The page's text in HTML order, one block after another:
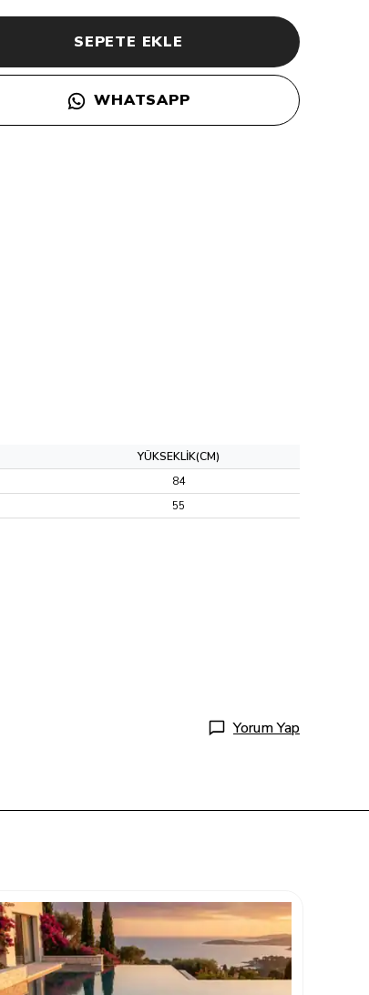
SEPETE EKLE
WHATSAPP
YÜKSEKLİK(CM)
84
55
Yorum Yap